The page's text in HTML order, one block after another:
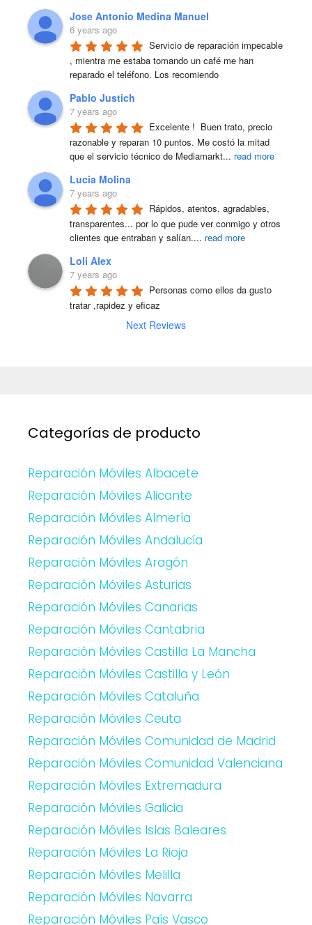
Jose Antonio Medina Manuel
6 years ago
Servicio de reparación impecable
, mientra me estaba tomando un café me han
reparado el teléfono. Los recomiendo
Pablo Justich
7 years ago
Excelente !  Buen trato, precio
razonable y reparan 10 puntos. Me costó la mitad
que el servicio técnico de Mediamarkt... read more
Lucia Molina
7 years ago
Rápidos, atentos, agradables,
transparentes... por lo que pude ver conmigo y otros
clientes que entraban y salían.... read more
Loli Alex
7 years ago
Personas como ellos da gusto
tratar ,rapidez y eficaz
Next Reviews
Categorías de producto
Reparación Móviles Albacete
Reparación Móviles Alicante
Reparación Móviles Almería
Reparación Móviles Andalucía
Reparación Móviles Aragón
Reparación Móviles Asturias
Reparación Móviles Canarias
Reparación Móviles Cantabria
Reparación Móviles Castilla La Mancha
Reparación Móviles Castilla y León
Reparación Móviles Cataluña
Reparación Móviles Ceuta
Reparación Móviles Comunidad de Madrid
Reparación Móviles Comunidad Valenciana
Reparación Móviles Extremadura
Reparación Móviles Galicia
Reparación Móviles Islas Baleares
Reparación Móviles La Rioja
Reparación Móviles Melilla
Reparación Móviles Navarra
Reparación Móviles País Vasco